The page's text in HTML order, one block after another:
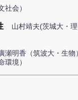
社会）
山村靖夫(茨城大・
瀬明香（筑波大・生
境）